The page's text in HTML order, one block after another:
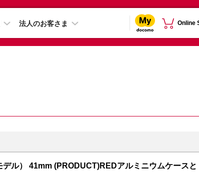
法人のお客さま Online
ル） 41mm (PRODUCT)REDアルミニウムケースと